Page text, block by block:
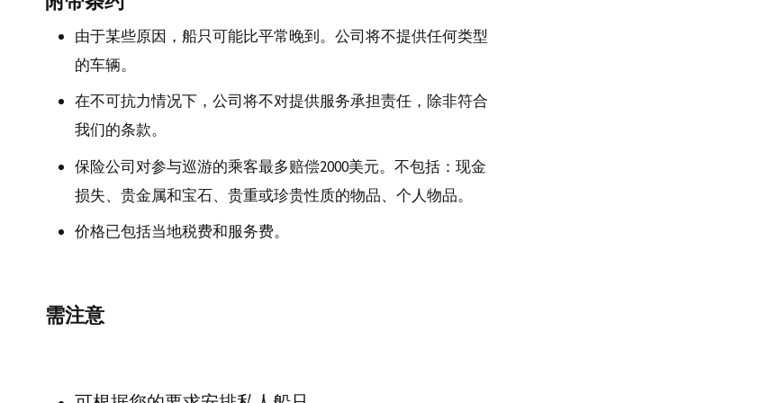
由于某些原因，船只可能比平常晚到。公司将不提供任何类型
的车辆。
在不可抗力情况下，公司将不对提供服务承担责任，除非符合
我们的条款。
保险公司对参与巡游的乘客最多赔偿2000美元。不包括：现金
损失、贵金属和宝石、贵重或珍贵性质的物品、个人物品。
价格已包括当地税费和服务费。
需注意